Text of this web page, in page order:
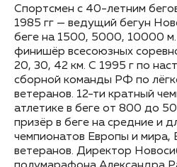
Спортсмен с 40-летним
1985 гг — ведущий бегун
беге на 1500, 5000, 10000
финишёр всесоюзных
20, 30, 42 км. С 1995 г по
сборной команды РФ по
ветеранов. 12-ти кратный
атлетике в беге от 800 до
призёр в беге на средние и
чемпионатов Европы и мира,
ветеранов. Директор